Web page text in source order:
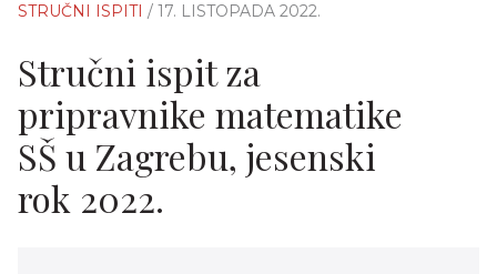
STRUČNI ISPITI / 17. LISTOPADA 2022.
Stručni ispit za
pripravnike matematike
SŠ u Zagrebu, jesenski
rok 2022.